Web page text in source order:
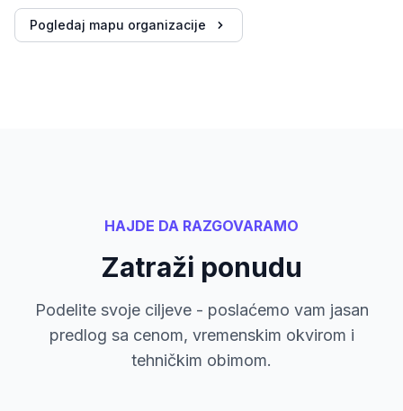
Pogledaj mapu organizacije
HAJDE DA RAZGOVARAMO
Zatraži ponudu
Podelite svoje ciljeve - poslaćemo vam jasan
predlog sa cenom, vremenskim okvirom i
tehničkim obimom.